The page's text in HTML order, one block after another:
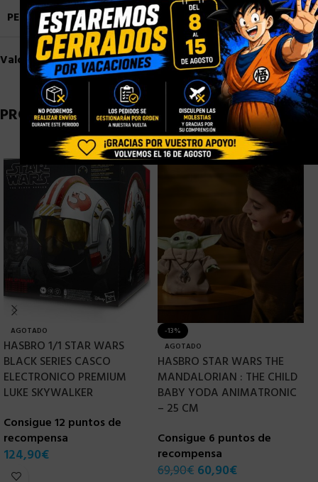
PESO
1,2 kg
Valoraciones (0)
PRODUCTOS RELACIONADOS
AGOTADO
HASBRO 1/1 STAR WARS
BLACK SERIES CASCO
ELECTRONICO PREMIUM
LUKE SKYWALKER
Consigue 12 puntos de
recompensa
124,90€
-13%
AGOTADO
HASBRO STAR WARS THE
MANDALORIAN : THE CHILD
BABY YODA ANIMATRONIC
– 25 CM
Consigue 6 puntos de
recompensa
69,90€ 60,90€